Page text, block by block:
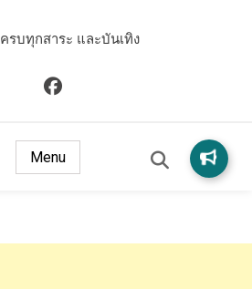
รบทุกสาระ และบันเทิง
Menu